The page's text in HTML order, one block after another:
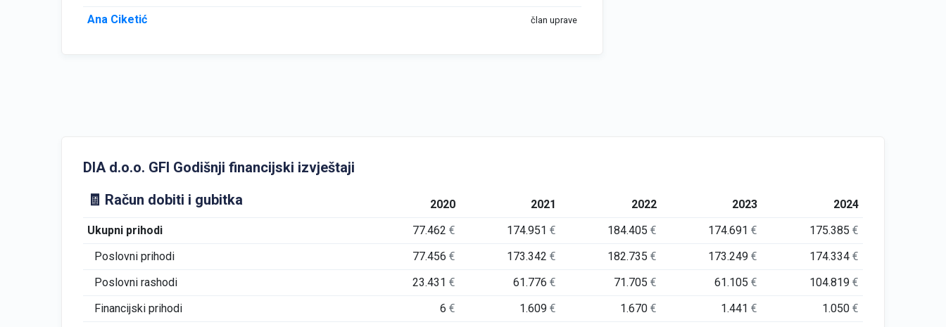
Ana Ciketić član uprave
DIA d.o.o. GFI Godišnji financijski izvještaji
🧾 Račun dobiti i gubitka
2020 2021 2022 2023
2024
Ukupni prihodi
77.462€ 174.951€ 184.405€ 174.691€ 175.385€
Poslovni prihodi
77.456€ 173.342€ 182.735€ 173.249€ 174.334€
Poslovni rashodi
23.431€ 61.776€ 71.705€ 61.105€ 104.819€
Financijski prihodi
6€ 1.609€ 1.670€ 1.441€ 1.050€